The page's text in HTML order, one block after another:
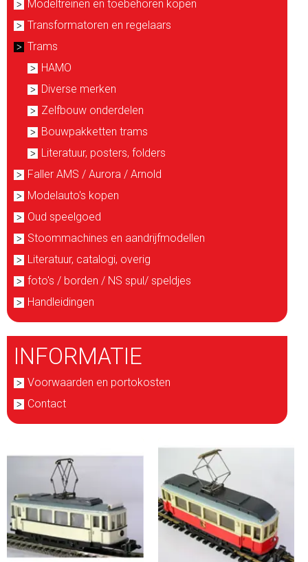
Modeltreinen en toebehoren kopen
Transformatoren en regelaars
Trams
HAMO
Diverse merken
Zelfbouw onderdelen
Bouwpakketten trams
Literatuur, posters, folders
Faller AMS / Aurora / Arnold
Modelauto's kopen
Oud speelgoed
Stoommachines en aandrijfmodellen
Literatuur, catalogi, overig
foto's / borden / NS spul/ speldjes
Handleidingen
INFORMATIE
Voorwaarden en portokosten
Contact